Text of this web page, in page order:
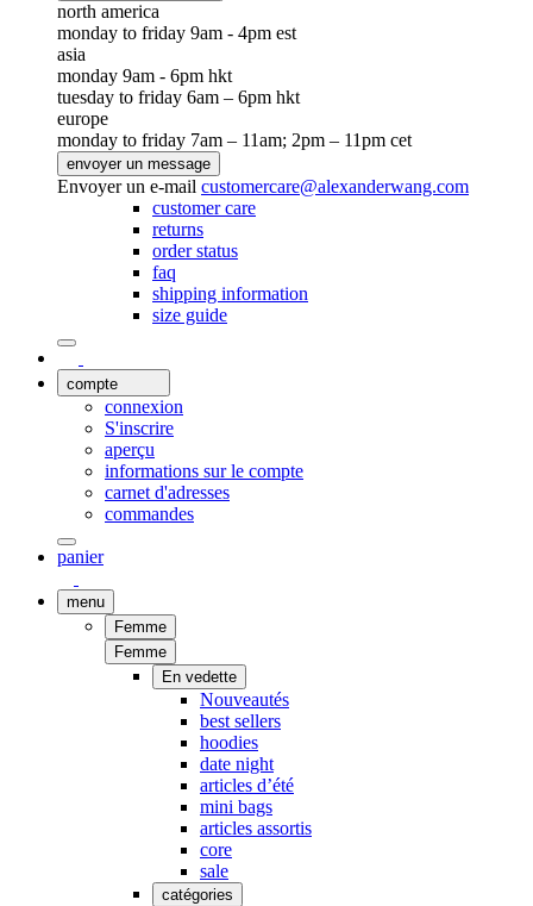
north america
monday to friday 9am - 4pm est
asia
monday 9am - 6pm hkt
tuesday to friday 6am – 6pm hkt
europe
monday to friday 7am – 11am; 2pm – 11pm cet
envoyer un message
Envoyer un e-mail customercare@alexanderwang.com
customer care
returns
order status
faq
shipping information
size guide
compte
connexion
S'inscrire
aperçu
informations sur le compte
carnet d'adresses
commandes
panier
menu
Femme
Femme
En vedette
Nouveautés
best sellers
hoodies
date night
articles d’été
mini bags
articles assortis
core
sale
catégories